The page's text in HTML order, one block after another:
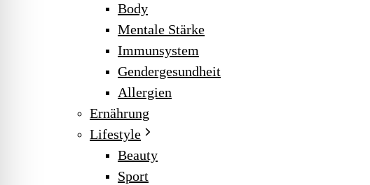
Body
Mentale Stärke
Immunsystem
Gendergesundheit
Allergien
Ernährung
Lifestyle
Beauty
Sport